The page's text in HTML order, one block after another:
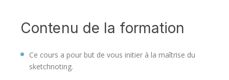
Contenu de la formation
Ce cours a pour but de vous initier à la maîtrise du
sketchnoting.